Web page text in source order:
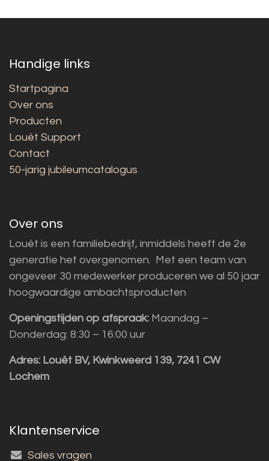
Handige links
Startpagina
Over ons
Producten
Louët Support
Contact
50-jarig jubileumcatalogus
Over ons
Louët is een familiebedrijf, inmiddels heeft de 2e
generatie het overgenomen. Met een team van
ongeveer 30 medewerker produceren we al 50 jaar
hoogwaardige ambachtsproducten
Openingstijden op afspraak: Maandag –
Donderdag: 8:30 – 16:00 uur
Adres: Louët BV, Kwinkweerd 139, 7241 CW
Lochem
Klantenservice
Sales vragen